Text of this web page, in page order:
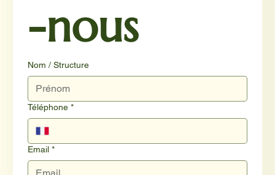
-nous
Nom / Structure
Téléphone *
Email *